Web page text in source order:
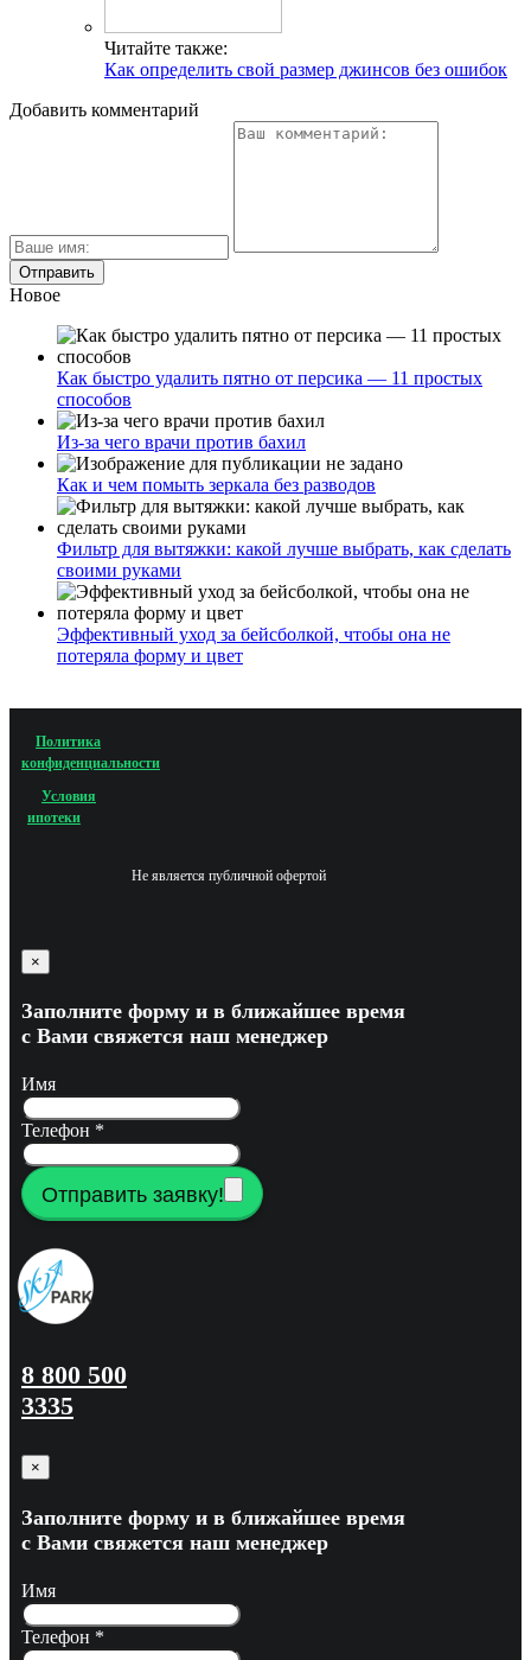
Читайте также:
Как определить свой размер джинсов без ошибок
Добавить комментарий
Новое
Как быстро удалить пятно от персика — 11 простых
способов
Из-за чего врачи против бахил
Как и чем помыть зеркала без разводов
Фильтр для вытяжки: какой лучше выбрать, как сделать
своими руками
Эффективный уход за бейсболкой, чтобы она не
потеряла форму и цвет
Политика
конфиденциальности
Условия
ипотеки
Не является публичной офертой
×
Заполните форму и в ближайшее время
с Вами свяжется наш менеджер
Имя
Телефон *
Отправить заявку!
8 800 500
3335
×
Заполните форму и в ближайшее время
с Вами свяжется наш менеджер
Имя
Телефон *